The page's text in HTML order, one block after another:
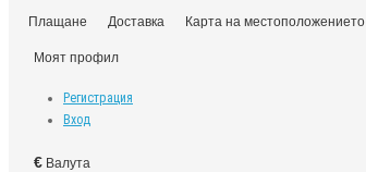
Плащане Доставка Карта на местоположението
Моят профил
Регистрация
Вход
€ Валута